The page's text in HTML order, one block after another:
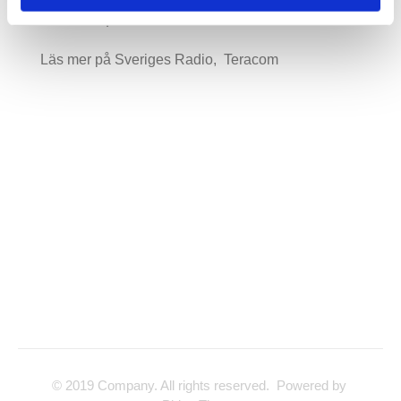
Satsa på Parabol
Läs mer på Sveriges Radio, Teracom
© 2019 Company. All rights reserved. Powered by